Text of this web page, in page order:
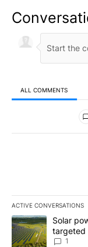
ALL COMMENTS
All Comments
ACTIVE CONVERSATIONS
The following is a
A trending article
Solar
targeted
News 8
1